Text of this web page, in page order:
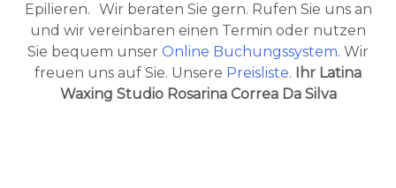
Epilieren.
Jede Jahreszeit hat eine einzigartige
Wir beraten Sie gern. Rufen Sie uns an
und wir vereinbaren einen Termin oder nutzen
Sie bequem unser Online Buchungssystem. Wir
freuen uns auf Sie. Unsere Preisliste. Ihr Latina
Waxing Studio Rosarina Correa Da Silva